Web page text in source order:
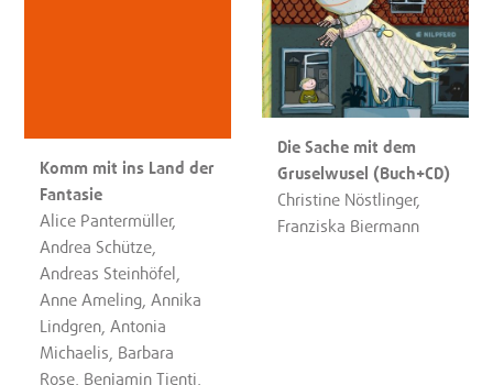
Komm mit ins Land der
Fantasie
Alice Pantermüller,
Andrea Schütze,
Andreas Steinhöfel,
Anne Ameling, Annika
Lindgren, Antonia
Michaelis, Barbara
Rose, Benjamin Tienti,
Die Sache mit dem
Gruselwusel (Buch+CD)
Christine Nöstlinger,
Franziska Biermann